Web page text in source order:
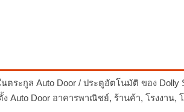
นตระกูล Auto Door / ประตูอัตโนมัติ ของ
Door อาคารพาณิชย์, ร้านค้า, โรงงาน,